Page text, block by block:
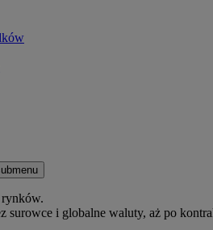
surowce i globalne waluty, aż po